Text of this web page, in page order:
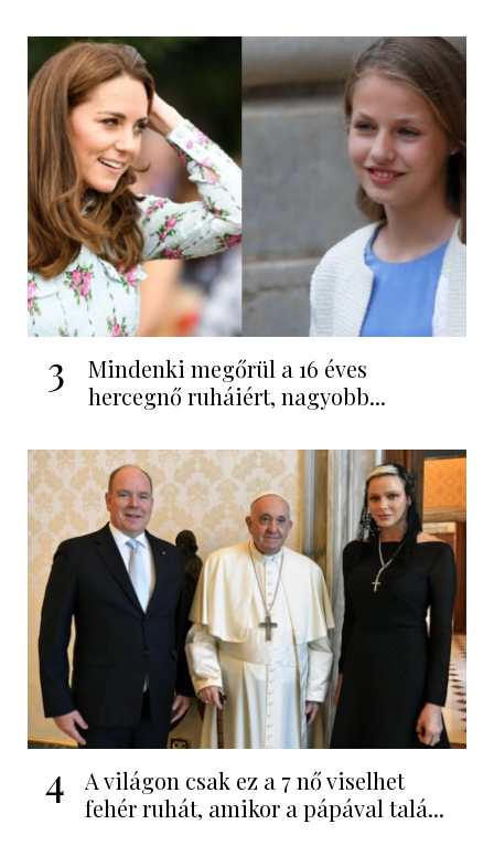
3
Mindenki megőrül a 16 éves
hercegnő ruháiért, nagyobb...
4
A világon csak ez a 7 nő viselhet
fehér ruhát, amikor a pápával talá...